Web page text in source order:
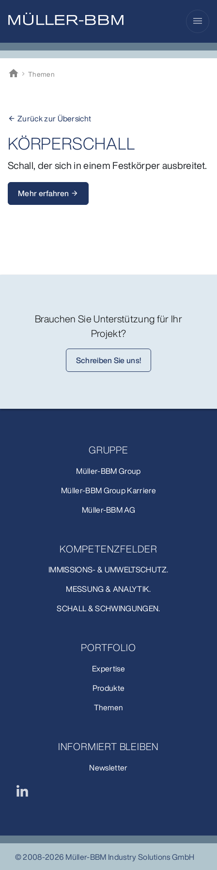
menu
home
Müller-BBM
Themen
arrow_back Zurück zur Übersicht
KÖRPERSCHALL
Schall, der sich in einem Festkörper ausbreitet.
Mehr erfahren arrow_forward
Brauchen Sie Unterstützung für Ihr
Projekt?
Schreiben Sie uns!
GRUPPE
Müller-BBM Group
Müller-BBM Group Karriere
Müller-BBM AG
KOMPETENZFELDER
IMMISSIONS- & UMWELTSCHUTZ.
MESSUNG & ANALYTIK.
SCHALL & SCHWINGUNGEN.
PORTFOLIO
Expertise
Produkte
Themen
INFORMIERT BLEIBEN
Newsletter
© 2008-2026 Müller-BBM Industry Solutions GmbH